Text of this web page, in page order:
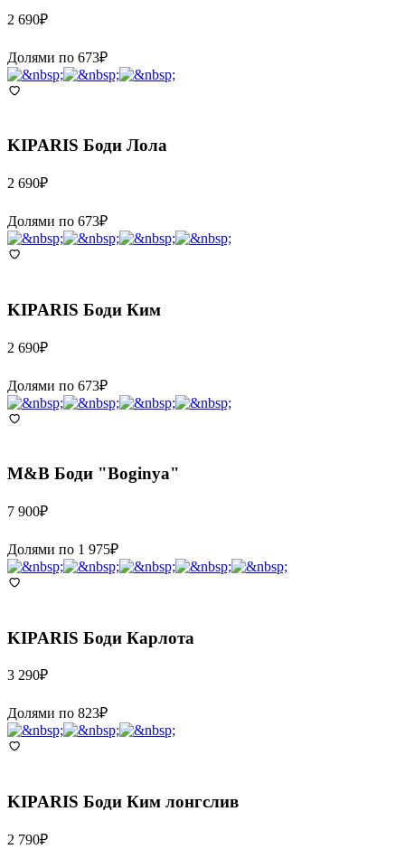
2 690₽
Долями по 673₽
KIPARIS Боди Лола
2 690₽
Долями по 673₽
KIPARIS Боди Ким
2 690₽
Долями по 673₽
M&B Боди "Boginya"
7 900₽
Долями по 1 975₽
KIPARIS Боди Карлота
3 290₽
Долями по 823₽
KIPARIS Боди Ким лонгслив
2 790₽